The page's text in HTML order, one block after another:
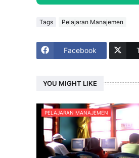
Tags Pelajaran Manajemen
Facebook
YOU MIGHT LIKE
PELAJARAN MANAJEMEN